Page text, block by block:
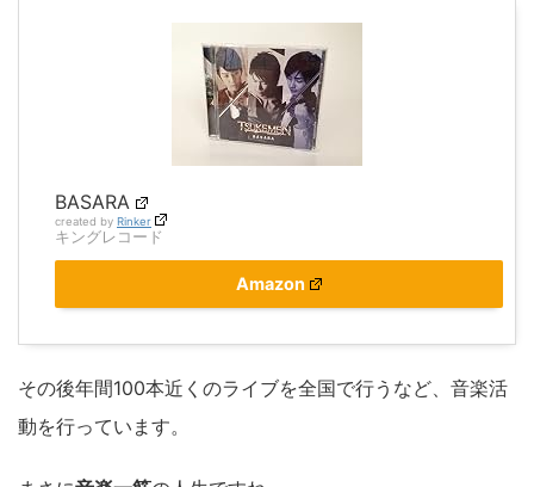
BASARA
created by Rinker
キングレコード
Amazon
その後年間100本近くのライブを全国で行うなど、音楽活
動を行っています。